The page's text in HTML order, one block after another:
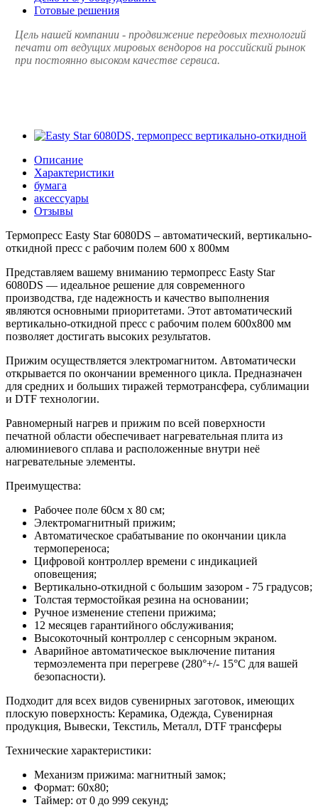
Готовые решения
Цель нашей компании - продвижение передовых технологий
печати от ведущих мировых вендоров на российский рынок
при постоянно высоком качестве сервиса.
Описание
Характеристики
бумага
аксессуары
Отзывы
Термопресс Easty Star 6080DS – автоматический, вертикально-
откидной пресс с рабочим полем 600 x 800мм
Представляем вашему вниманию термопресс Easty Star
6080DS — идеальное решение для современного
производства, где надежность и качество выполнения
являются основными приоритетами. Этот автоматический
вертикально-откидной пресс с рабочим полем 600x800 мм
позволяет достигать высоких результатов.
Прижим осуществляется электромагнитом. Автоматически
открывается по окончании временного цикла. Предназначен
для средних и больших тиражей термотрансфера, сублимации
и DTF технологии.
Равномерный нагрев и прижим по всей поверхности
печатной области обеспечивает нагревательная плита из
алюминиевого сплава и расположенные внутри неё
нагревательные элементы.
Преимущества:
Рабочее поле 60см x 80 см;
Электромагнитный прижим;
Автоматическое срабатывание по окончании цикла
термопереноса;
Цифровой контроллер времени с индикацией
оповещения;
Вертикально-откидной с большим зазором - 75 градусов;
Толстая термостойкая резина на основании;
Ручное изменение степени прижима;
12 месяцев гарантийного обслуживания;
Высокоточный контроллер с сенсорным экраном.
Аварийное автоматическое выключение питания
термоэлемента при перегреве (280°+/- 15°C для вашей
безопасности).
Подходит для всех видов сувенирных заготовок, имеющих
плоскую поверхность: Керамика, Одежда, Сувенирная
продукция, Вывески, Текстиль, Металл, DTF трансферы
Технические характеристики:
Механизм прижима: магнитный замок;
Формат: 60х80;
Таймер: от 0 до 999 секунд;